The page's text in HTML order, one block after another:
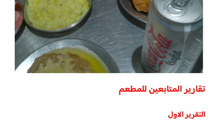
تقارير المتابعين للمطعم
التقرير الاول